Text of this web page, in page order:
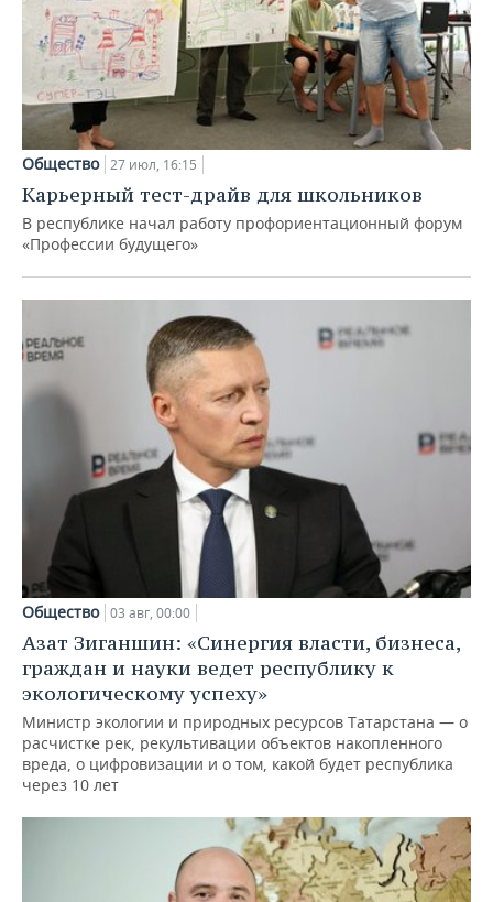
Общество 27 июл, 16:15
Карьерный тест-драйв для школьников
В республике начал работу профориентационный форум
«Профессии будущего»
Общество 03 авг, 00:00
Азат Зиганшин: «Синергия власти, бизнеса,
граждан и науки ведет республику к
экологическому успеху»
Министр экологии и природных ресурсов Татарстана — о
расчистке рек, рекультивации объектов накопленного
вреда, о цифровизации и о том, какой будет республика
через 10 лет